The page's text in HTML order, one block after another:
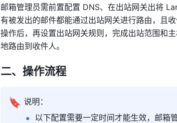
邮箱管理员需前置配置 DNS、在出站网关出将
有被发出的邮件都能通过出站网关进行路由，且
操作后，再设置出站网关规则，完成出站范围和
地路由到收件人。
二、操作流程
🔖 说明：
以下配置需要一定时间才能生效，邮箱